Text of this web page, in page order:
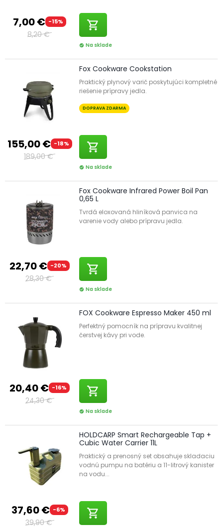
7,00 € -15%
8,20 €
shopping_cart
check_circle Na sklade
155,00 € -18%
189,00 €
Fox Cookware Cookstation
Praktický plynový varič poskytujúci kompletné
riešenie prípravy jedla.
DOPRAVA ZDARMA
shopping_cart
check_circle Na sklade
22,70 € -20%
28,30 €
Fox Cookware Infrared Power Boil Pan
0,65 L
Tvrdá eloxovaná hliníková panvica na
varenie vody alebo prípravu jedla.
shopping_cart
check_circle Na sklade
20,40 € -16%
24,30 €
FOX Cookware Espresso Maker 450 ml
Perfektný pomocník na prípravu kvalitnej
čerstvej kávy pri vode.
shopping_cart
check_circle Na sklade
37,60 € -6%
39,90 €
HOLDCARP Smart Rechargeable Tap +
Cubic Water Carrier 11L
Praktický a prenosný set obsahuje skladaciu
vodnú pumpu na batériu a 11-litrový kanister
na vodu...
shopping_cart